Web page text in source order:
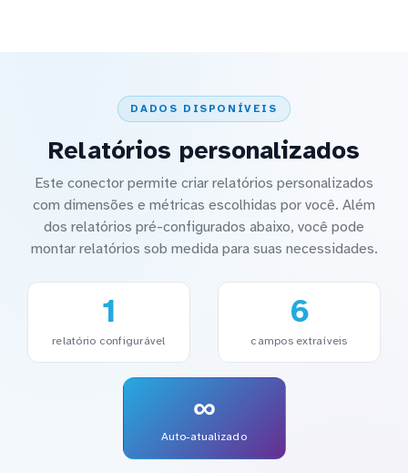
DADOS DISPONÍVEIS
Relatórios personalizados
Este conector permite criar relatórios personalizados
com dimensões e métricas escolhidas por você. Além
dos relatórios pré-configurados abaixo, você pode
montar relatórios sob medida para suas necessidades.
1
relatório configurável
6
campos extraíveis
∞
Auto-atualizado